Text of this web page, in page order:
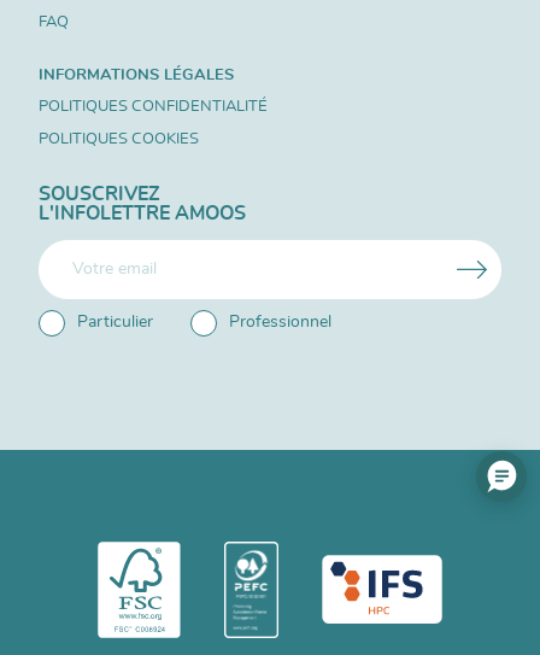
FAQ
INFORMATIONS LÉGALES
POLITIQUES CONFIDENTIALITÉ
POLITIQUES COOKIES
SOUSCRIVEZ
L'INFOLETTRE AMOOS
Particulier Professionnel